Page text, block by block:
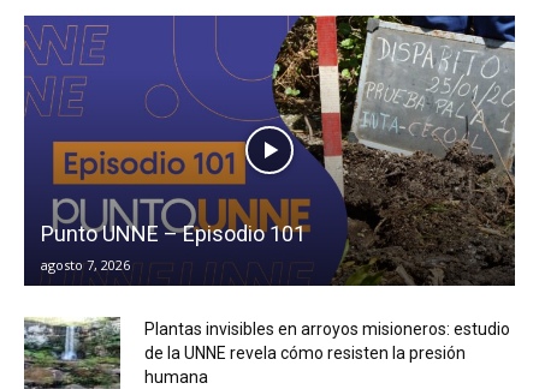
Punto UNNE – Episodio 101
agosto 7, 2026
Plantas invisibles en arroyos misioneros: estudio
de la UNNE revela cómo resisten la presión
humana